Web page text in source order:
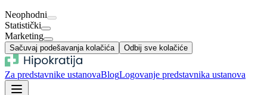
Neophodni
Statistički
Marketing
Sačuvaj podešavanja kolačića Odbij sve kolačiće
Za predstavnike ustanovaBlogLogovanje predstavnika ustanova